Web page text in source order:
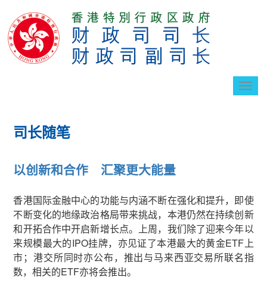
切
司长随笔
以创新和合作 汇聚更大能量
香港国际金融中心的功能与内涵不断在强化和提升，即使
不断变化的地缘政治格局带来挑战，本港仍然在持续创新
和开拓合作中开启新增长点。上周，我们除了迎来今年以
来规模最大的IPO挂牌，亦见证了本港最大的黄金ETF上
市；港交所同时亦公布，推出与马来西亚交易所联名指
数，相关的ETF亦将会推出。